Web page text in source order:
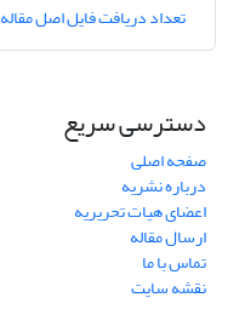
تعداد دریافت فایل اصل مقاله
دسترسی سریع
صفحه اصلی
درباره نشریه
اعضای هیات تحریریه
ارسال مقاله
تماس با ما
نقشه سایت